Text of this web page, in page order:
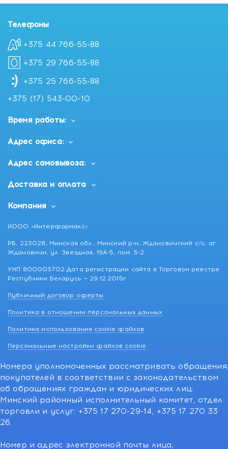
Телефоны
+375 44 766-55-88
+375 29 766-55-88
+375 25 766-55-88
+375 (17) 543-00-10
Время работы:
Адрес офиса:
Адрес самовывоза:
Доставка и оплата
Компания
ИООО «Интерфармакс»
РБ, 223028, Минская обл., Минский р-н, Ждановичский с/с, аг.
Ждановичи, ул. Звездная, 19А-5, пом. 5-2
УНП 800003702 Дата регистрации сайта в Торговом реестре
Республики Беларусь — 29.12.2015г
Публичный договор оферты
Политика в отношении персональных данных
Политика использования cookie файлов
Персональные настройки файлов cookie
Номера уполномоченных рассматривать обращения
покупателей в соответствии с законодательством
об обращениях граждан и юридических лиц:
Минский районный исполнительный комитет, отдел
торговли и услуг: +375 17 270-29-14, +375 17 270 33
26.
Номер и адрес электронной почты лица,